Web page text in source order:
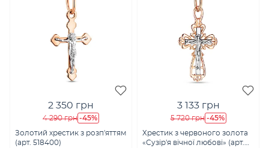
2 350 грн
4 290 грн -45%
Золотий хрестик з розп'яттям
(арт. 518400)
3 133 грн
5 720 грн -45%
Хрестик з червоного золота
«Сузір'я вічної любові» (арт.